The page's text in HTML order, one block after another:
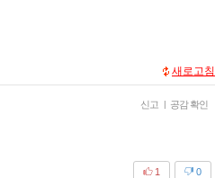
새로고침
신고 | 공감 확인
0
1